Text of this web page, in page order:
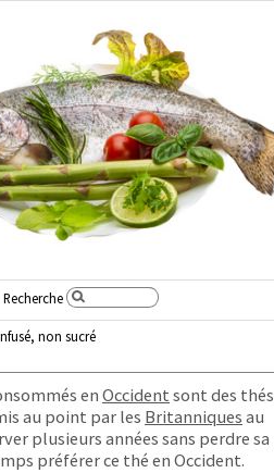
Recherche
non sucré
enOccident sont des thés
au point par les Britanniques au
plusieurs années sans perdre sa
préférer ce thé en Occident.